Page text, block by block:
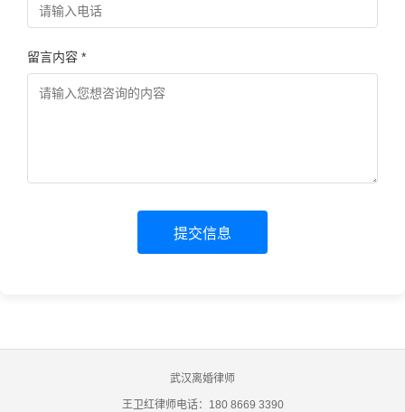
留言内容 *
提交信息
武汉离婚律师
王卫红律师电话：180 8669 3390